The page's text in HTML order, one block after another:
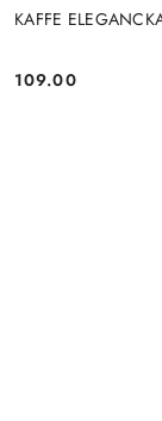
KAFFE
Cena:
109.00